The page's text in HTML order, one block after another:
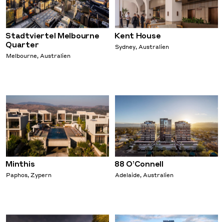
Stadtviertel Melbourne
Quarter
Melbourne, Australien
Kent House
Sydney, Australien
Minthis
Paphos, Zypern
88 O’Connell
Adelaide, Australien